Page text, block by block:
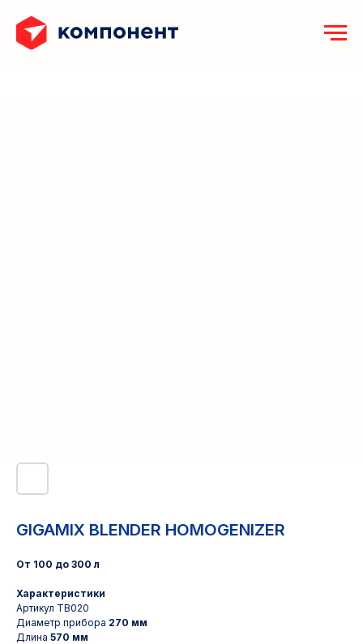
GIGAMIX BLENDER HOMOGENIZER
От 100 до 300 л
Характеристики
Артикул TB020
Диаметр прибора 270 мм
Длина 570 мм